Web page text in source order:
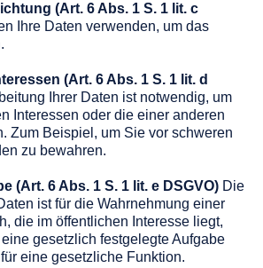
(Art. 6 Abs. 1 S. 1 lit. c
Ihre Daten verwenden, um das
(Art. 6 Abs. 1 S. 1 lit. d
Ihrer Daten ist notwendig, um
Interessen oder die einer anderen
Zum Beispiel, um Sie vor schweren
zu bewahren.
(Art. 6 Abs. 1 S. 1 lit. e DSGVO) Die
ist für die Wahrnehmung einer
die im öffentlichen Interesse liegt,
gesetzlich festgelegte Aufgabe
eine gesetzliche Funktion.